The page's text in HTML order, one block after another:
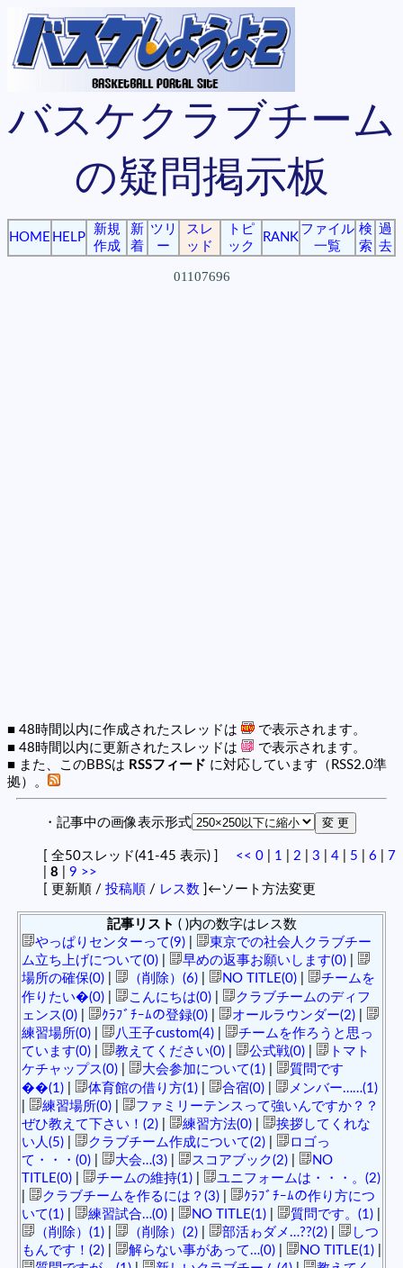
バスケクラブチーム
の疑問掲示板
HOME HELP
新規
作成
新
着
ツリ
ー
スレ
ッド
トピ
ック
RANK
ファイル
一覧
検
索
過
去
01107696
■ 48時間以内に作成されたスレッドは
で表示されます。
■ 48時間以内に更新されたスレッドは
で表示されます。
■ また、このBBSは RSSフィード に対応しています（RSS2.0準
拠）。
・記事中の画像表示形式
[ 全50スレッド(41-45 表示) ] << 0 1 2 3 4 5 6
7
8 9 >>
[ 更新順 / 投稿順 / レス数 ]←ソート方法変更
記事リスト ( )内の数字はレス数
やっぱりセンターって(9)
東京での社会人クラブチー
ム立ち上げについて(0)
早めの返事お願いします(0)
場所の確保(0)
（削除）(6) NO TITLE(0)
チームを
作りたい�(0)
こんにちは(0)
クラブチームのディフ
ェンス(0)
ｸﾗﾌﾞﾁｰﾑの登録(0) オールラウンダー(2)
練習場所(0)
八王子custom(4)
チームを作ろうと思っ
ています(0)
教えてください(0) 公式戦(0)
トマト
ケチャップス(0)
大会参加について(1)
質問です
��(1)
体育館の借り方(1) 合宿(0)
メンバー……(1)
練習場所(0)
ファミリーテンスって強いんですか？？
ぜひ教えて下さい！(2)
練習方法(0)
挨拶してくれな
い人(5)
クラブチーム作成について(2)
ロゴっ
て・・・(0)
大会…(3) スコアブック(2)
NO
TITLE(0)
チームの維持(1)
ユニフォームは・・・。(2)
クラブチームを作るには？(3)
ｸﾗﾌﾞﾁｰﾑの作り方につ
いて(1)
練習試合…(0) NO TITLE(1) 質問です。(1)
（削除）(1)
（削除）(2) 部活ゎダメ…??(2)
しつ
もんです！(2)
解らない事があって…(0) NO TITLE(1)